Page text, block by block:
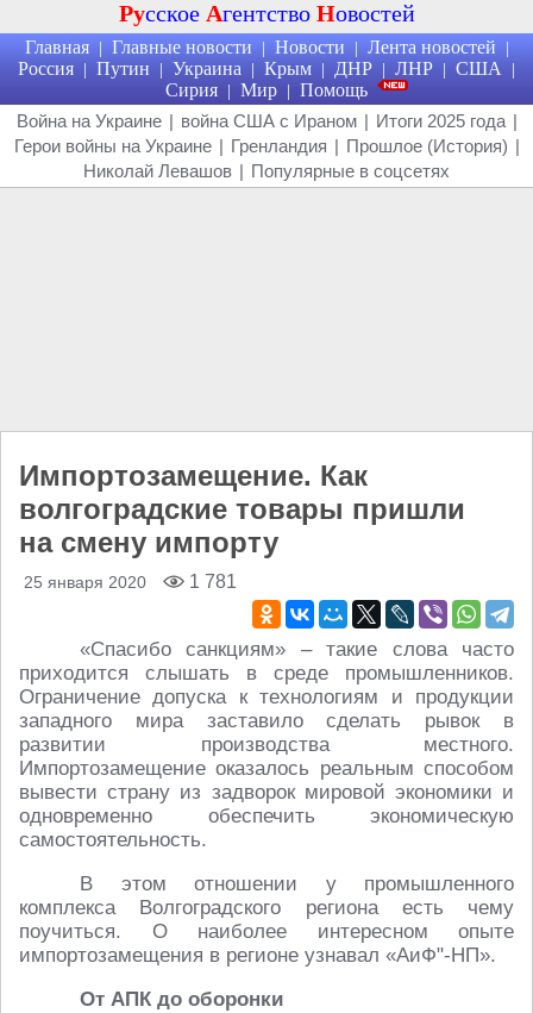
Русское Агентство Новостей
Главная | Главные новости | Новости | Лента новостей |
Россия | Путин | Украина | Крым | ДНР | ЛНР | США |
Сирия | Мир | Помощь
Война на Украине | война США с Ираном | Итоги 2025 года |
Герои войны на Украине | Гренландия | Прошлое (История) |
Николай Левашов | Популярные в соцсетях
Импортозамещение. Как
волгоградские товары пришли
на смену импорту
25 января 2020 1 781
«Спасибо санкциям» – такие слова часто
приходится слышать в среде промышленников.
Ограничение допуска к технологиям и продукции
западного мира заставило сделать рывок в
развитии производства местного.
Импортозамещение оказалось реальным способом
вывести страну из задворок мировой экономики и
одновременно обеспечить экономическую
самостоятельность.
В этом отношении у промышленного
комплекса Волгоградского региона есть чему
поучиться. О наиболее интересном опыте
импортозамещения в регионе узнавал «АиФ"-НП».
От АПК до оборонки